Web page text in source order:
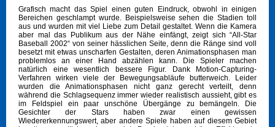
Grafisch macht das Spiel einen guten Eindruck, obwohl in einigen
Bereichen geschlampt wurde. Beispielsweise sehen die Stadien toll
aus und wurden mit viel Liebe zum Detail gestaltet. Wenn die Kamera
aber mal das Publikum aus der Nähe einfängt, zeigt sich “All-Star
Baseball 2002“ von seiner hässlichen Seite, denn die Ränge sind voll
besetzt mit etwas unscharfen Gestalten, deren Animationsphasen man
problemlos an einer Hand abzählen kann. Die Spieler machen
natürlich eine wesentlich bessere Figur. Dank Motion-Capturing-
Verfahren wirken viele der Bewegungsabläufe butterweich. Leider
wurden die Animationsphasen nicht ganz gerecht verteilt, denn
während die Schlagsequenz immer wieder realistisch aussieht, gibt es
im Feldspiel ein paar unschöne Übergänge zu bemängeln. Die
Gesichter der Stars haben zwar einen gewissen
Wiedererkennungswert, aber andere Spiele haben auf diesem Gebiet